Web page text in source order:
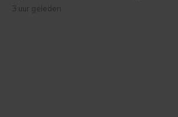
3 uur geleden